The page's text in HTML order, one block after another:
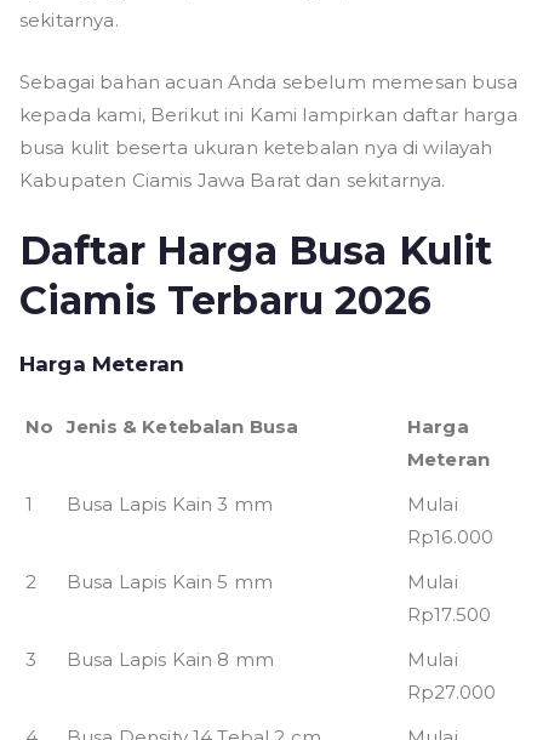
sekitarnya.
Sebagai bahan acuan Anda sebelum memesan busa
kepada kami, Berikut ini Kami lampirkan daftar harga
busa kulit beserta ukuran ketebalan nya di wilayah
Kabupaten Ciamis Jawa Barat dan sekitarnya.
Daftar Harga Busa Kulit
Ciamis Terbaru 2026
Harga Meteran
No Jenis & Ketebalan Busa
Harga
Meteran
1
Busa Lapis Kain 3 mm
Mulai
Rp16.000
2
Busa Lapis Kain 5 mm
Mulai
Rp17.500
3
Busa Lapis Kain 8 mm
Mulai
Rp27.000